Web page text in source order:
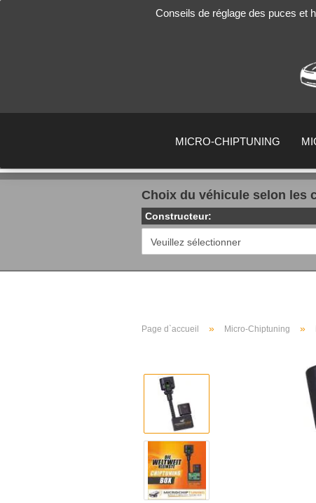
Conseils de réglage des puces et
MICRO-CHIPTUNING
Choix du véhicule selon les
Constructeur:
Page d`accueil » Micro-Chiptuning »